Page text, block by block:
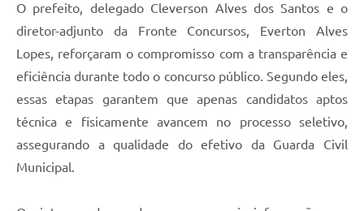
O prefeito, delegado Cleverson Alves dos Santos e o
diretor-adjunto da Fronte Concursos, Everton Alves
Lopes, reforçaram o compromisso com a transparência e
eficiência durante todo o concurso público. Segundo eles,
essas etapas garantem que apenas candidatos aptos
técnica e fisicamente avancem no processo seletivo,
assegurando a qualidade do efetivo da Guarda Civil
Municipal.